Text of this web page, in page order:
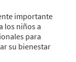
importante
los niños a
para
su bienestar